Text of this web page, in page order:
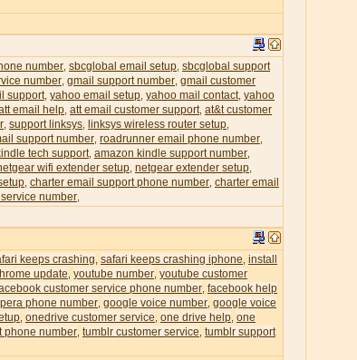
number sbcglobal email setup sbcglobal support
number gmail support number gmail customer
support, yahoo email setup yahoo mail contact, yahoo
email help att email customer support, at&t customer
support linksys linksys wireless router setup
support number roadrunner email phone number
tech support, amazon kindle support number
wifi extender setup netgear extender setup
charter email support phone number charter email
number
keeps crashing safari keeps crashing iphone install
update youtube number youtube customer
customer service phone number facebook help
phone number google voice number google voice
onedrive customer service one drive help one
phone number tumblr customer service tumblr support